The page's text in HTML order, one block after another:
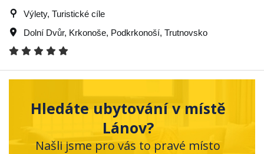
Výlety, Turistické cíle
Dolní Dvůr, Krkonoše, Podkrkonoší, Trutnovsko
Hledáte ubytování v místě
Lánov?
Našli jsme pro vás to pravé místo